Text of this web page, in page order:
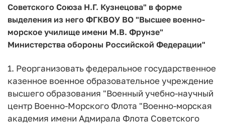
Советского Союза Н.Г. Кузнецова" в форме
выделения из него ФГКВОУ ВО "Высшее военно-
морское училище имени М.В. Фрунзе"
Министерства обороны Российской Федерации"
1. Реорганизовать федеральное государственное
казенное военное образовательное учреждение
высшего образования "Военный учебно-научный
центр Военно-Морского Флота "Военно-морская
академия имени Адмирала Флота Советского